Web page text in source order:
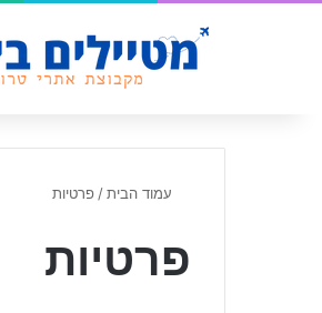
עמוד הבית/ פרטיות
פרטיות